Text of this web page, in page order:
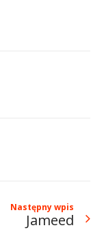
Następny wpis
Jameed